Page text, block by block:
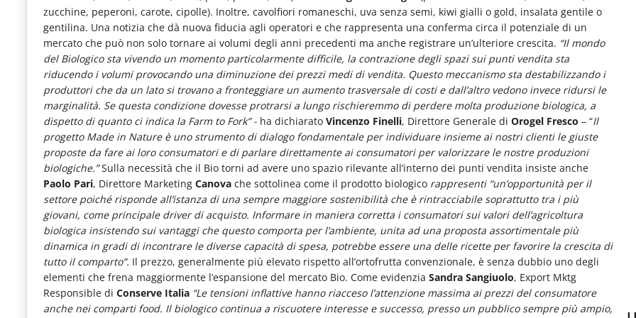
le
novità
del
comparto
Horeca.
zucchine, peperoni, carote, cipolle). Inoltre, cavolfiori romaneschi, uva senza semi, kiwi gialli o gold, insalata gentile o
gentilina. Una notizia che dà nuova fiducia agli operatori e che rappresenta una conferma circa il potenziale di un
mercato che può non solo tornare ai volumi degli anni precedenti ma anche registrare un’ulteriore crescita. “Il mondo
del Biologico sta vivendo un momento particolarmente difficile, la contrazione degli spazi sui punti vendita sta
riducendo i volumi provocando una diminuzione dei prezzi medi di vendita. Questo meccanismo sta destabilizzando i
produttori che da un lato si trovano a fronteggiare un aumento trasversale di costi e dall’altro vedono invece ridursi le
marginalità. Se questa condizione dovesse protrarsi a lungo rischieremmo di perdere molta produzione biologica, a
dispetto di quanto ci indica la Farm to Fork” - ha dichiarato Vincenzo Finelli, Direttore Generale di Orogel Fresco – “Il
progetto Made in Nature è uno strumento di dialogo fondamentale per individuare insieme ai nostri clienti le giuste
proposte da fare ai loro consumatori e di parlare direttamente ai consumatori per valorizzare le nostre produzioni
biologiche.”Sulla necessità che il Bio torni ad avere uno spazio rilevante all’interno dei punti vendita insiste anche
Paolo Pari, Direttore Marketing Canova che sottolinea come il prodotto biologico rappresenti “un’opportunità per il
settore poiché risponde all’istanza di una sempre maggiore sostenibilità che è rintracciabile soprattutto tra i più
giovani, come principale driver di acquisto. Informare in maniera corretta i consumatori sui valori dell’agricoltura
biologica insistendo sui vantaggi che questo comporta per l’ambiente, unita ad una proposta assortimentale più
dinamica in gradi di incontrare le diverse capacità di spesa, potrebbe essere una delle ricette per favorire la crescita di
tutto il comparto”. Il prezzo, generalmente più elevato rispetto all’ortofrutta convenzionale, è senza dubbio uno degli
elementi che frena maggiormente l’espansione del mercato Bio. Come evidenzia Sandra Sangiuolo, Export Mktg
Responsible di Conserve Italia “Le tensioni inflattive hanno riacceso l’attenzione massima ai prezzi del consumatore
anche nei comparti food. Il biologico continua a riscuotere interesse e successo, presso un pubblico sempre più ampio,